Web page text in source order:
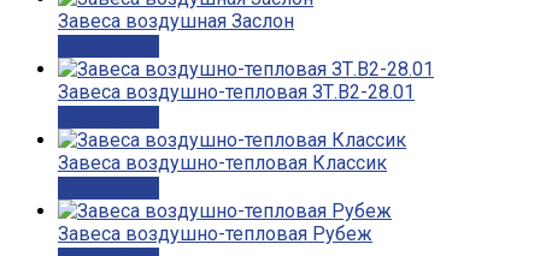
Завеса воздушная Заслон
Завеса воздушно-тепловая ЗТ.В2-28.01
Завеса воздушно-тепловая Классик
Завеса воздушно-тепловая Рубеж